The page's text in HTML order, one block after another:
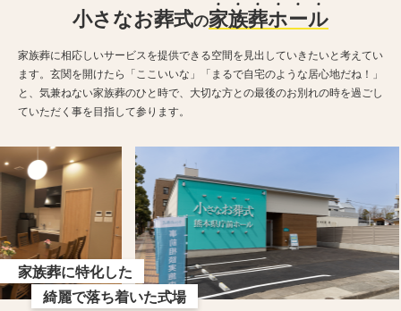
小さなお葬式の家族葬ホール
家族葬に相応しいサービスを提供できる空間を見出していきたいと考えてい
ます。玄関を開けたら「ここいいな」「まるで自宅のような居心地だね！」
と、気兼ねない家族葬のひと時で、大切な方との最後のお別れの時を過ごし
ていただく事を目指して参ります。
家族葬に特化した
綺麗で落ち着いた式場